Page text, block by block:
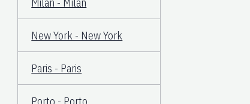
New York - New York
Paris - Paris
Porto - Porto